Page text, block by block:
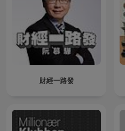
財經一路發